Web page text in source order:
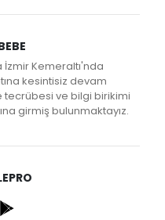
İzmir Kemeraltı'nda
kesintisiz devam
tecrübesi ve bilgi birikimi
girmiş bulunmaktayız.